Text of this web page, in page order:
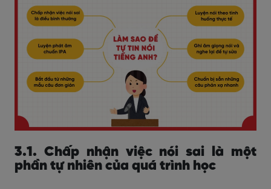
3.1. Chấp nhận việc nói sai là một
phần tự nhiên của quá trình học